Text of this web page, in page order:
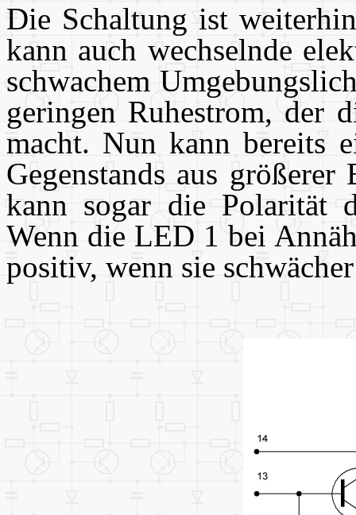
Die Schaltung ist
kann auch wechselnde
schwachem
geringen Ruhestrom, der
macht. Nun kann bereits
Gegenstands aus
kann sogar die Polarität
Wenn die LED 1 bei
positiv, wenn sie